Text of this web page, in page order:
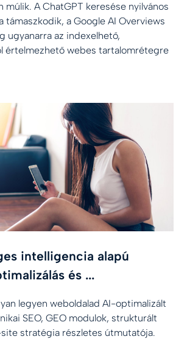
múlik. A ChatGPT keresése nyilvános
támaszkodik, a Google AI Overviews
ugyanarra az indexelhető,
értelmezhető webes tartalomrétegre
intelligencia alapú
és ...
legyen weboldalad AI-optimalizált
SEO, GEO modulok, strukturált
stratégia részletes útmutatója.